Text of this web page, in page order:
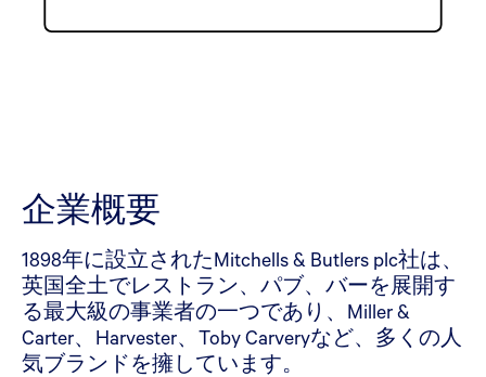
企業概要
1898年に設立されたMitchells & Butlers plc社は、
英国全土でレストラン、パブ、バーを展開す
る最大級の事業者の一つであり、Miller &
Carter、Harvester、Toby Carveryなど、多くの人
気ブランドを擁しています。